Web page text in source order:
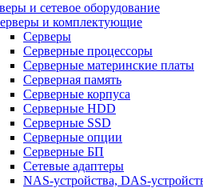
и сетевое оборудование
и комплектующие
Серверы
Серверные процессоры
Серверные материнские платы
Серверная память
Серверные корпуса
Серверные HDD
Серверные SSD
Серверные опции
Серверные БП
Сетевые адаптеры
NAS-устройства, DAS-